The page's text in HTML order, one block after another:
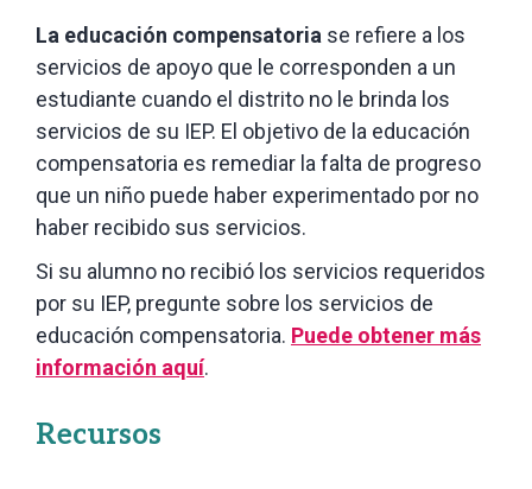
La educación compensatoria se refiere a los
servicios de apoyo que le corresponden a un
estudiante cuando el distrito no le brinda los
servicios de su IEP. El objetivo de la educación
compensatoria es remediar la falta de progreso
que un niño puede haber experimentado por no
haber recibido sus servicios.
Si su alumno no recibió los servicios requeridos
por su IEP, pregunte sobre los servicios de
educación compensatoria. Puede obtener más
información aquí.
Recursos